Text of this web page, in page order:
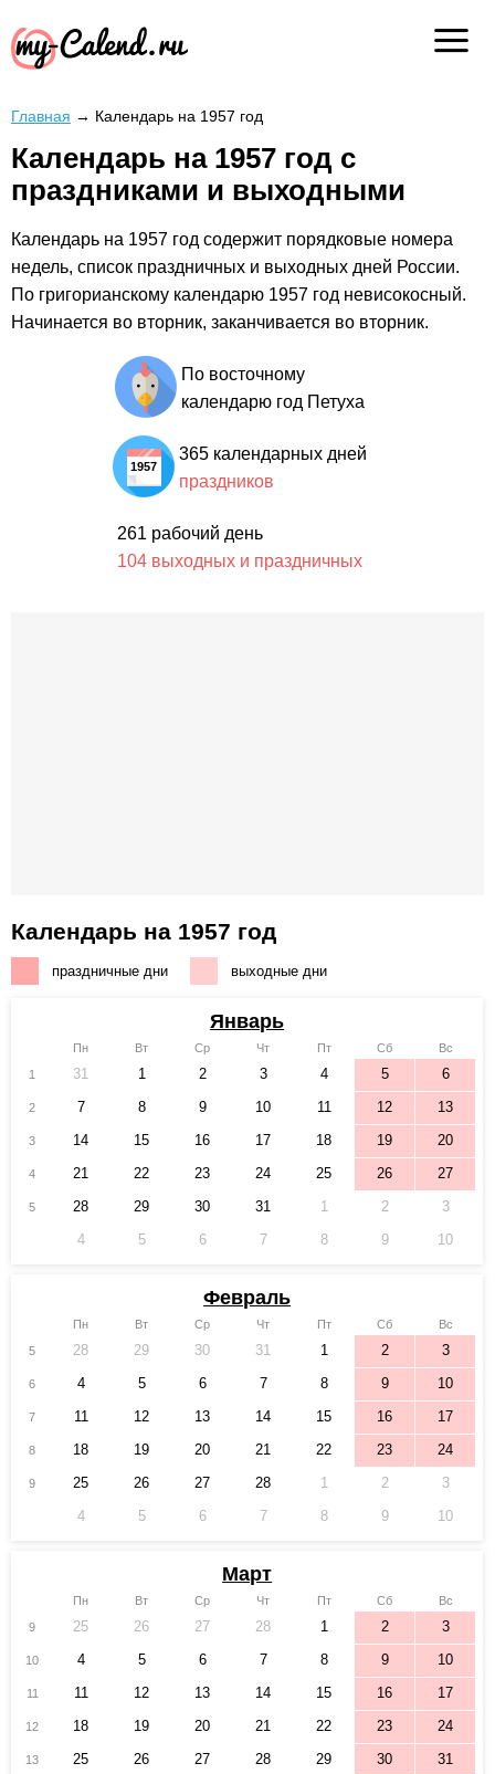
Главная → Календарь на 1957 год
Календарь на 1957 год с
праздниками и выходными
Календарь на 1957 год содержит порядковые номера
недель, список праздничных и выходных дней России.
По григорианскому календарю 1957 год невисокосный.
Начинается во вторник, заканчивается во вторник.
По восточному
календарю год Петуха
365 календарных дней
праздников
261 рабочий день
104 выходных и праздничных
Календарь на 1957 год
праздничные дни выходные дни
Январь
Пн Вт Ср Чт Пт Сб
Вс
1
31 1 2 3 4 5 6
2 7 8 9 10 11 12 13
3 14 15 16 17 18 19 20
4 21 22 23 24 25 26 27
5 28 29 30 31 1 2
3
4
5 6 7 8 9 10
Февраль
Пн Вт Ср Чт Пт Сб
Вс
5
28 29 30 31 1 2 3
6 4 5 6 7 8 9 10
7 11 12 13 14 15 16 17
8 18 19 20 21 22 23 24
9 25 26 27 28 1 2
3
4
5 6 7 8 9 10
Март
Пн Вт Ср Чт Пт Сб
Вс
9
25 26 27 28 1 2 3
10 4 5 6 7 8 9 10
11 11 12 13 14 15 16 17
12 18 19 20 21 22 23 24
13 25 26 27 28 29 30
31